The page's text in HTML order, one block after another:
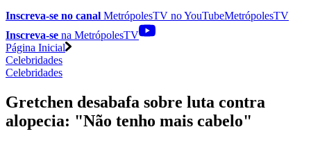
Inscreva-se no canal MetrópolesTV noYouTubeMetrópolesTV
Inscreva-se na MetrópolesTV
Página Inicial
Celebridades
Celebridades
Gretchen desabafa sobre luta contra
alopecia: "Não tenho mais cabelo"